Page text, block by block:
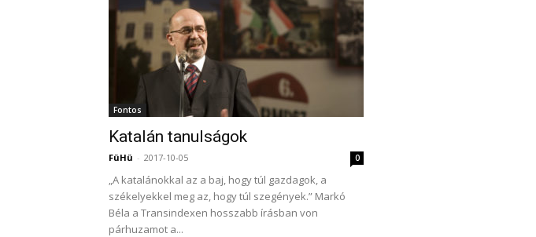
Fontos
Katalán tanulságok
FüHü - 2017-10-05 0
„A katalánokkal az a baj, hogy túl gazdagok, a
székelyekkel meg az, hogy túl szegények.” Markó
Béla a Transindexen hosszabb írásban von
párhuzamot a...